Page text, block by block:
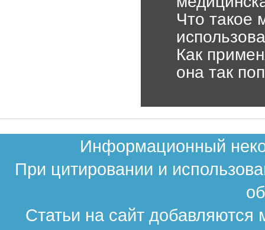
Что такое
Как
она так
Информационный
При цитировании и
Статьи на сайт